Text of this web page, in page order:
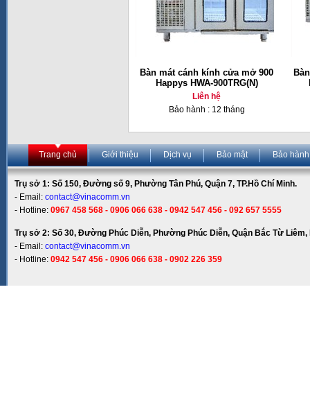
Bàn mát cánh kính cửa mở 900
Happys HWA-900TRG(N)
Liên hệ
Bảo hành : 12 tháng
Trang chủ Giới thiệu Dịch vụ Bảo mật Bảo hành
Trụ sở 1: Số 150, Đường số 9, Phường Tân Phú, Quận 7, TP.Hồ Chí Minh.
- Email: contact@vinacomm.vn
- Hotline: 0967 458 568 - 0906 066 638 - 0942 547 456 - 092 657 5555
Trụ sở 2: Số 30, Đường Phúc Diễn, Phường Phúc Diễn, Quận Bắc Từ Liêm,
- Email: contact@vinacomm.vn
- Hotline: 0942 547 456 - 0906 066 638 - 0902 226 359